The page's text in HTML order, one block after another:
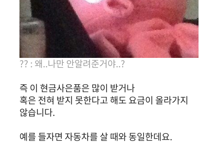
?? : 왜..나만 안알려준거야..?
즉 이 현금사은품은 많이 받거나
혹은 전혀 받지 못한다고 해도 요금이 올라가지
않습니다.
예를 들자면 자동차를 살 때와 동일한데요.